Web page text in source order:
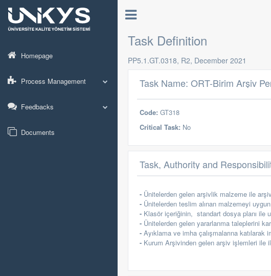
Homepage
Process Management
Feedbacks
Documents
Task Definition
PP5.1.GT.0318, R2, December 2021
Task Name: ORT-Birim Arşiv
Code: GT318
Critical Task: No
Task, Authority and
- Ünitelerden gelen arşivlik malzeme ile
- Ünitelerden teslim alınan malzemeyi
- Klasör içeriğinin, standart dosya planı ile
- Ünitelerden gelen yararlanma taleplerini
- Ayıklama ve imha çalışmalarına
- Kurum Arşivinden gelen arşiv işlemleri ile